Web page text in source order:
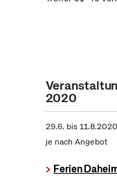
2020
29.6. bis11.8.2020
je nach Angebot
Ferien